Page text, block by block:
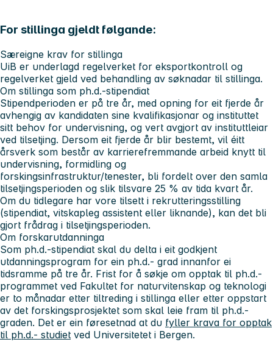
For stillinga gjeldt følgande:
Særeigne krav for stillinga
UiB er underlagd regelverket for eksportkontroll og
regelverket gjeld ved behandling av søknadar til stillinga.
Om stillinga som ph.d.-stipendiat
Stipendperioden er på tre år, med opning for eit fjerde år
avhengig av kandidaten sine kvalifikasjonar og instituttet
sitt behov for undervisning, og vert avgjort av instituttleiar
ved tilsetjing. Dersom eit fjerde år blir bestemt, vil éitt
årsverk som består av karrierefremmande arbeid knytt til
undervisning, formidling og
forskingsinfrastruktur/tenester, bli fordelt over den samla
tilsetjingsperioden og slik tilsvare 25 % av tida kvart år.
Om du tidlegare har vore tilsett i rekrutteringsstilling
(stipendiat, vitskapleg assistent eller liknande), kan det bli
gjort frådrag i tilsetjingsperioden.
Om forskarutdanninga
Som ph.d.-stipendiat skal du delta i eit godkjent
utdanningsprogram for ein ph.d.- grad innanfor ei
tidsramme på tre år. Frist for å søkje om opptak til ph.d.-
programmet ved Fakultet for naturvitenskap og teknologi
er to månadar etter tiltreding i stillinga eller etter oppstart
av det forskingsprosjektet som skal leie fram til ph.d.-
graden. Det er ein føresetnad at du fyller krava for opptak
til ph.d.- studiet ved Universitetet i Bergen.